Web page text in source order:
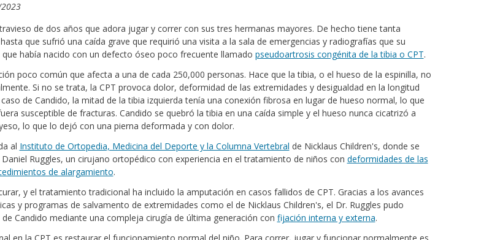
de dos años que adora jugar y correr con sus tres hermanas mayores. De hecho tiene tanta
que sufrió una caída grave que requirió una visita a la sala de emergencias y radiografías que su
había nacido con un defecto óseo poco frecuente llamado pseudoartrosis congénita de la tibia o CPT.
poco común que afecta a una de cada 250,000 personas. Hace que la tibia, o el hueso de la espinilla, no
Si no se trata, la CPT provoca dolor, deformidad de las extremidades y desigualdad en la longitud
caso de Candido, la mitad de la tibia izquierda tenía una conexión fibrosa en lugar de hueso normal, lo que
susceptible de fracturas. Candido se quebró la tibia en una caída simple y el hueso nunca cicatrizó a
lo que lo dejó con una pierna deformada y con dolor.
al Instituto de Ortopedia, Medicina del Deporte y la Columna Vertebral de Nicklaus Children's, donde se
Ruggles, un cirujano ortopédico con experiencia en el tratamiento de niños con deformidades de las
de alargamiento.
y el tratamiento tradicional ha incluido la amputación en casos fallidos de CPT. Gracias a los avances
y programas de salvamento de extremidades como el de Nicklaus Children's, el Dr. Ruggles pudo
Candido mediante una compleja cirugía de última generación con fijación interna y externa.